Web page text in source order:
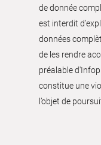
de donnée
est interdit
données
de les rendre
préalable
constitue une
l’objet de